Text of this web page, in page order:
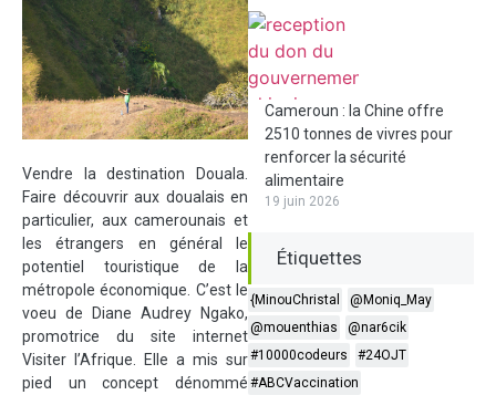
Vendre la destination Douala.
Faire découvrir aux doualais en
particulier, aux camerounais et
les étrangers en général le
potentiel touristique de la
métropole économique. C’est le
voeu de Diane Audrey Ngako,
promotrice du site internet
Visiter l’Afrique. Elle a mis sur
pied un concept dénommé
Cameroun : la Chine offre
2510 tonnes de vivres pour
renforcer la sécurité
alimentaire
19 juin 2026
Étiquettes
{MinouChristal
@Moniq_May
@mouenthias
@nar6cik
#10000codeurs
#24OJT
#ABCVaccination